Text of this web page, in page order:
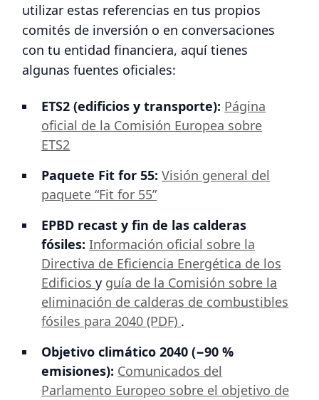
utilizar estas referencias en tus propios
comités de inversión o en conversaciones
con tu entidad financiera, aquí tienes
algunas fuentes oficiales:
ETS2 (edificios y transporte): Página
oficial de la Comisión Europea sobre
ETS2
Paquete Fit for 55: Visión general del
paquete “Fit for 55”
EPBD recast y fin de las calderas
fósiles: Información oficial sobre la
Directiva de Eficiencia Energética de los
Edificiosy guía de la Comisión sobre la
eliminación de calderas de combustibles
fósiles para 2040 (PDF) .
Objetivo climático 2040 (−90 %
emisiones): Comunicados del
Parlamento Europeo sobre el objetivo de